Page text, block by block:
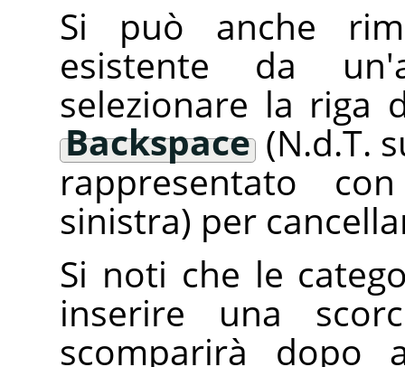
Si può anche
esistente da
selezionare la riga
Backspace(N.d.T.
rappresentato
sinistra) per
Si noti che le
inserire una
scomparirà dopo